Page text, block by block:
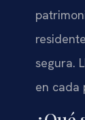
segura.
en cada